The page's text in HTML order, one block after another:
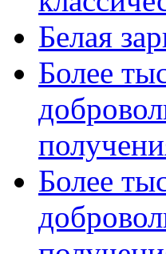
Белая
Более
Более